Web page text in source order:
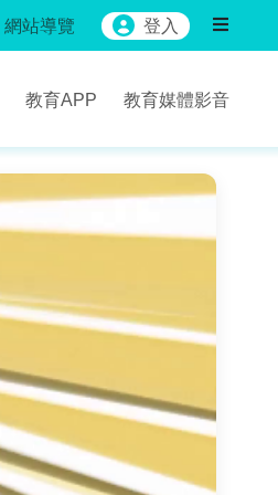
網站導覽 登入
教育APP 教育媒體影音